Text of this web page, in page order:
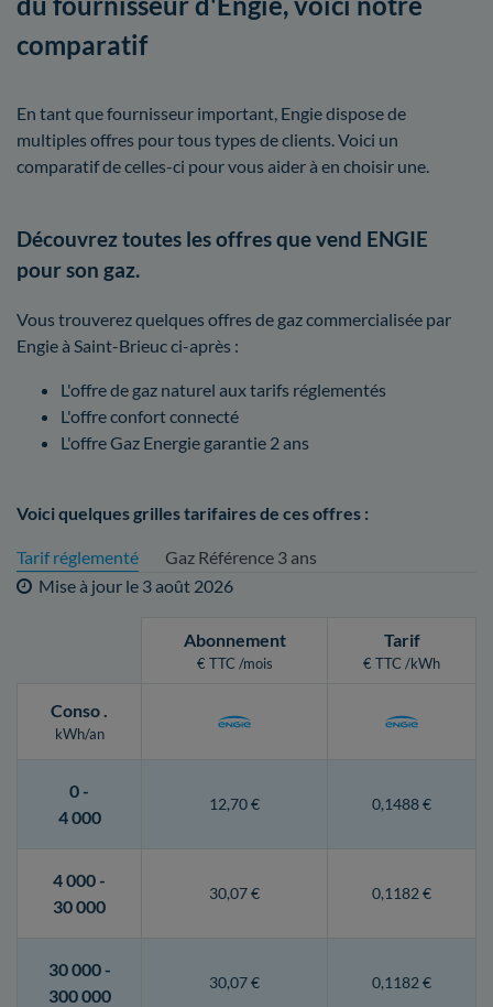
comparatif
En tant que fournisseur important, Engie dispose de
multiples offres pour tous types de clients. Voici un
comparatif de celles-ci pour vous aider à en choisir une.
Découvrez toutes les offres que vend ENGIE
pour son gaz.
Vous trouverez quelques offres de gaz commercialisée par
Engie à Saint-Brieuc ci-après :
L'offre de gaz naturel aux tarifs réglementés
L'offre confort connecté
L'offre Gaz Energie garantie 2 ans
Voici quelques grilles tarifaires de ces offres :
Tarif réglementé
Gaz Référence 3 ans
Mise à jour le 3 août 2026
Abonnement
€ TTC /mois
Tarif
€ TTC /kWh
Conso.
kWh/an
0 -
4 000
12,70 € 0,1488 €
4 000 -
30 000
30,07 € 0,1182 €
30 000 -
300 000
30,07 € 0,1182 €